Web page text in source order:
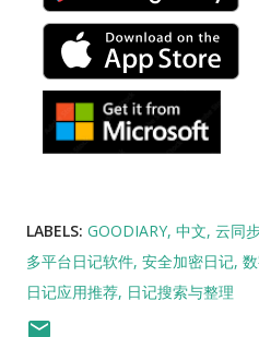
LABELS: GOODIARY 中文 云同
多平台日记软件 安全加密日记
日记应用推荐 日记搜索与整理